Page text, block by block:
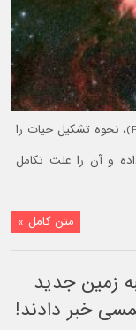
دانشمندان با تکیه بر فرضیه پاناسپرمیا (Panspermia)، نحوه تشکیل حیات را
و آن را علت تکامل
متن کامل »
زمین جدید